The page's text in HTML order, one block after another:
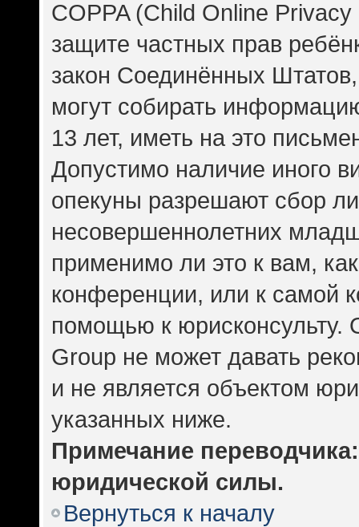
COPPA (Child Online
защите частных прав
закон Соединённых
могут собирать
13 лет, иметь на это
Допустимо наличие иного
опекуны разрешают сбор
несовершеннолетних
применимо ли это к вам,
конференции, или к самой
помощью к юрисконсульту.
Group не может давать
и не является объектом
указанных ниже.
Примечание
юридической силы.
Вернуться к началу